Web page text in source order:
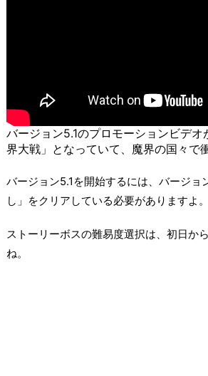
バージョン5.1のプロモーションビデ
界大戦」となっていて、魔界の国々で
バージョン5.1を開始するには、バージ
し」をクリアしている必要がありますよ
ストーリーボスの難易度選択は、初日か
ね。